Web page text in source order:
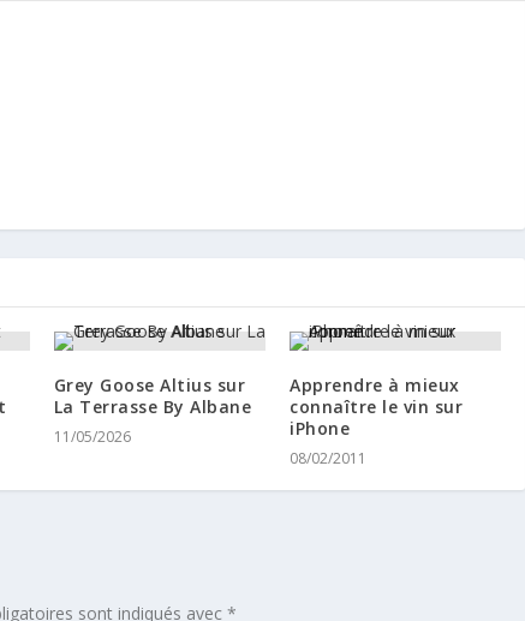
Grey Goose Altius sur
La Terrasse By Albane
11/05/2026
Apprendre à mieux
connaître le vin sur
iPhone
08/02/2011
sont indiqués avec *